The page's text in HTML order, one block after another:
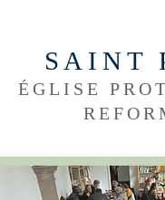
SAINT
ÉGLISE